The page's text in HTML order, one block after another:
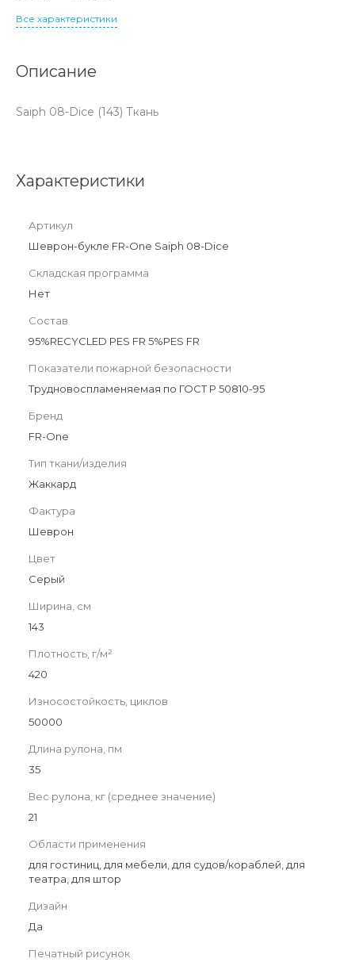
Все характеристики
Описание
Saiph 08-Dice (143) Ткань
Характеристики
Артикул
Шеврон-букле FR-One Saiph 08-Dice
Складская программа
Нет
Состав
95%RECYCLED PES FR 5%PES FR
Показатели пожарной безопасности
Трудновоспламеняемая по ГОСТ Р 50810-95
Бренд
FR-One
Тип ткани/изделия
Жаккард
Фактура
Шеврон
Цвет
Серый
Ширина, см
143
Плотность, г/м²
420
Износостойкость, циклов
50000
Длина рулона, пм
35
Вес рулона, кг (среднее значение)
21
Области применения
для гостиниц, для мебели, для судов/кораблей, для
театра, для штор
Дизайн
Да
Печатный рисунок